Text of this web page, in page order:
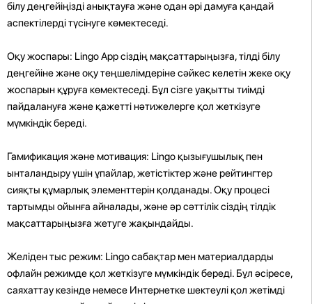
білу деңгейіңізді анықтауға және одан әрі дамуға қандай
аспектілерді түсінуге көмектеседі.
Оқу жоспары: Lingo App сіздің мақсаттарыңызға, тілді білу
деңгейіне және оқу теңшелімдеріне сәйкес келетін жеке оқу
жоспарын құруға көмектеседі. Бұл сізге уақытты тиімді
пайдалануға және қажетті нәтижелерге қол жеткізуге
мүмкіндік береді.
Гамификация және мотивация: Lingo қызығушылық пен
ынталандыру үшін ұпайлар, жетістіктер және рейтингтер
сияқты құмарлық элементтерін қолданады. Оқу процесі
тартымды ойынға айналады, және әр сәттілік сіздің тілдік
мақсаттарыңызға жетуге жақындайды.
Желіден тыс режим: Lingo сабақтар мен материалдарды
офлайн режимде қол жеткізуге мүмкіндік береді. Бұл әсіресе,
саяхаттау кезінде немесе Интернетке шектеулі қол жетімді